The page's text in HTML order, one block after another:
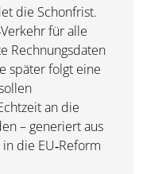
die Schonfrist.
für alle
Rechnungsdaten
später folgt eine
an die
– generiert aus
die EU‑Reform